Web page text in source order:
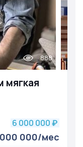
мягкая
888
6 000 000 ₽
000 000/мес